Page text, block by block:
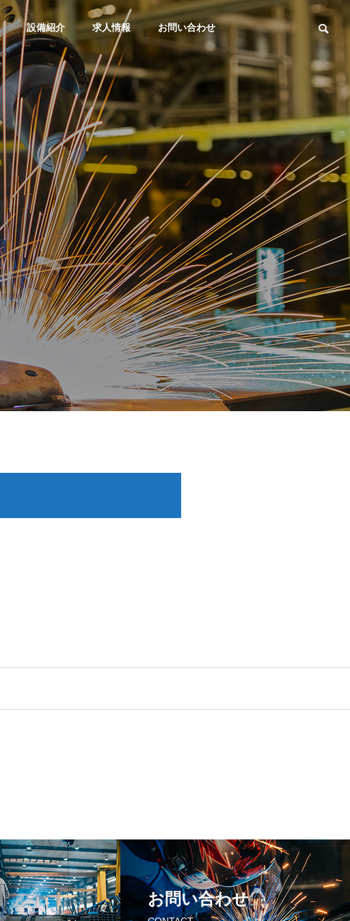
設備紹介 求人情報 お問い合わせ
お問い合わせ